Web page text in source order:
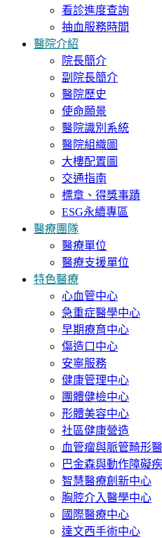
看診進度查詢
抽血服務時間
醫院介紹
院長簡介
副院長簡介
醫院歷史
使命願景
醫院識別系統
醫院組織圖
大樓配置圖
交通指南
標章、得獎事蹟
ESG永續專區
醫療團隊
醫療單位
醫療支援單位
特色醫療
心血管中心
急重症醫學中心
早期療育中心
傷造口中心
安寧服務
健康管理中心
團體健檢中心
形體美容中心
社區健康營造
血管瘤與脈管畸形
巴金森與動作障礙
智慧醫療創新中心
胸腔介入醫學中心
國際醫療中心
達文西手術中心